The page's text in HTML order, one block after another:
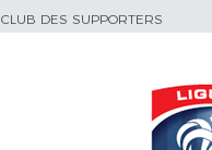
CLUB DES SUPPORTERS